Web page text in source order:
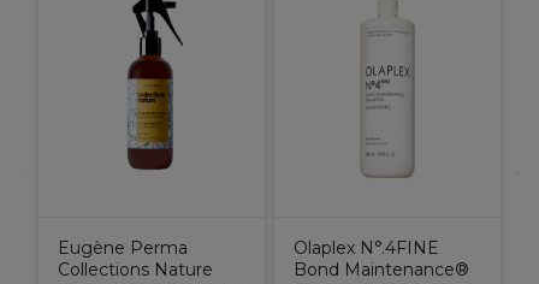
Eugène Perma
Collections Nature
Olaplex N°.4FINE
Bond Maintenance®